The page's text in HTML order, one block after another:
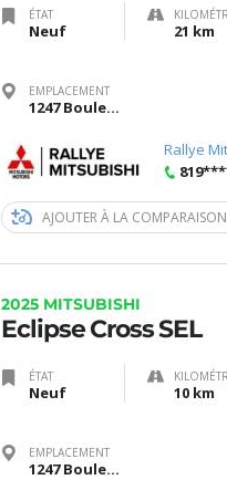
ÉTAT
Neuf 21 km
EMPLACEMENT
1247 Boulevard Saint-Joseph, Gatineau, Québec J8Z 3J6
Rallye
AJOUTER À LA COMPARAISON
2025 MITSUBISHI
Eclipse Cross SEL
ÉTAT
Neuf 10 km
EMPLACEMENT
1247 Boulevard Saint-Joseph, Gatineau, Québec J8Z 3J6